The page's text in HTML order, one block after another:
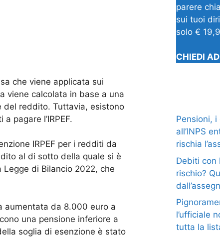
che viene applicata sui
viene calcolata in base a una
del reddito. Tuttavia, esistono
pagare l’IRPEF.
IRPEF per i redditi da
al di sotto della quale si è
di Bilancio 2022, che
aumentata da 8.000 euro a
una pensione inferiore a
soglia di esenzione è stato
parere
sui tuoi
solo €
CHIEDI
Pensioni,
all’INPS
rischia
Debiti con
rischio?
l’ufficiale
tutta la